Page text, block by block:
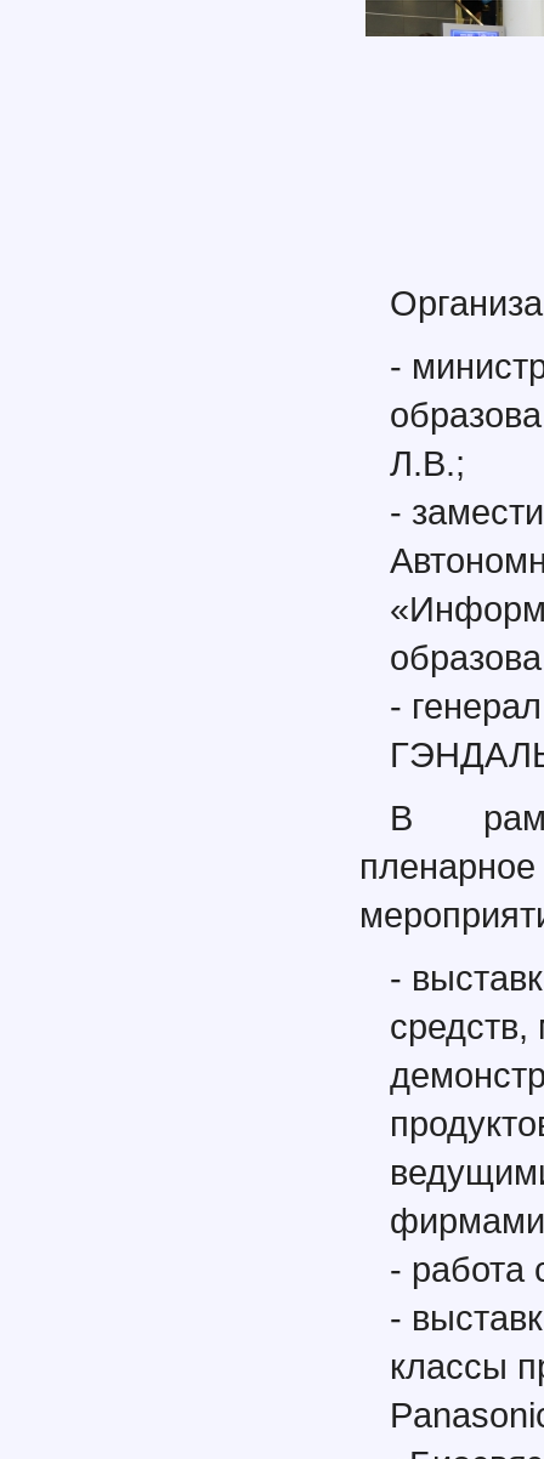
-
Л.В.;
-
-
В
-
средств,
- работа
-
классы